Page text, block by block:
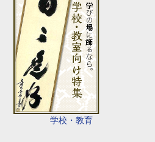
学校・教育